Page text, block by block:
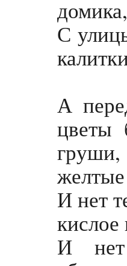
С
А
цветы
груши,
И нет
кислое
И нет